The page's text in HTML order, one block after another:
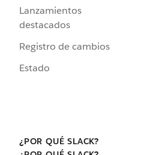
Lanzamientos
destacados
Registro de cambios
Estado
¿POR QUÉ SLACK?